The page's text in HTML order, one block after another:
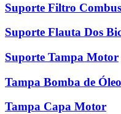
Suporte Filtro
Suporte Flauta Dos
Suporte Tampa Motor
Tampa Bomba de Óleo
Tampa Capa Motor